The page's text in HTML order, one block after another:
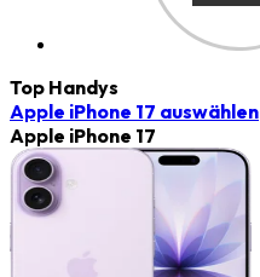
Top Handys
Apple iPhone 17 auswählen
Apple iPhone 17